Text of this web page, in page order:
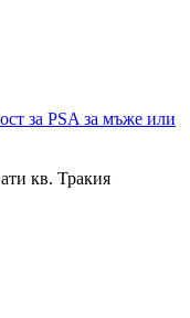
за PSA за мъже или
кв. Тракия